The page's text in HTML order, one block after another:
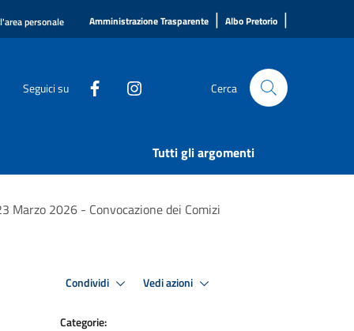
personale Amministrazione Trasparente | Albo Pretorio |
Seguici su Cerca
Tutti gli argomenti
Marzo 2026 - Convocazione dei Comizi
Condividi Vedi azioni
Categorie: